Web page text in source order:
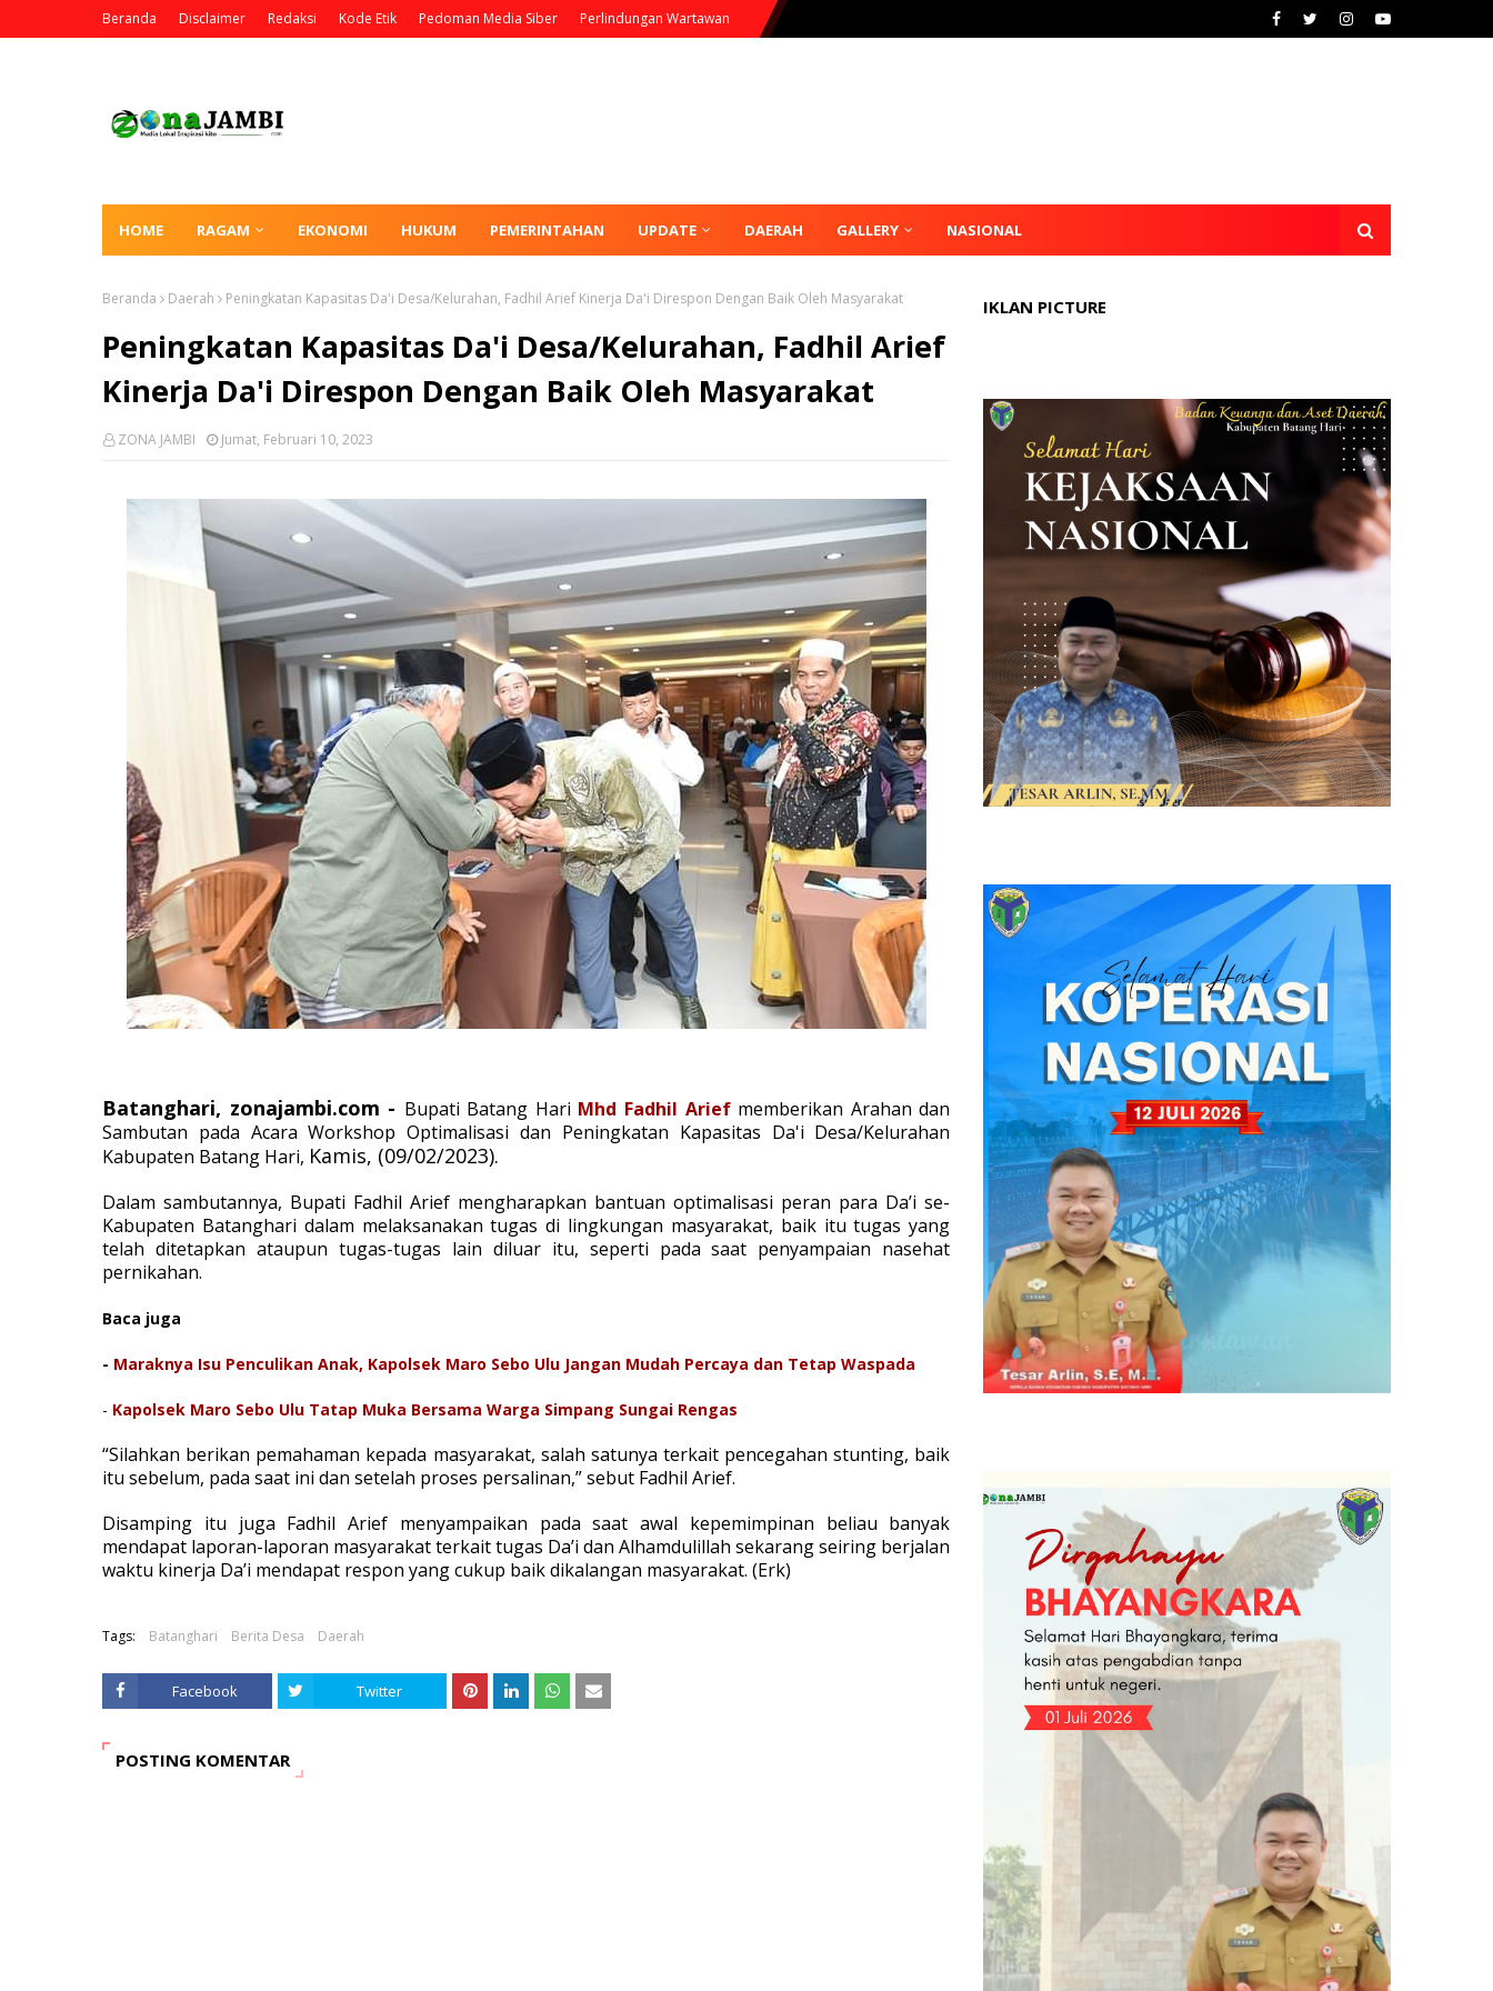
Beranda Disclaimer Redaksi Kode Etik Pedoman Media Siber Perlindungan Wartawan
HOME RAGAM EKONOMI HUKUM PEMERINTAHAN UPDATE DAERAH GALLERY NASIONAL
Beranda Daerah Peningkatan Kapasitas Da'i Desa/Kelurahan, Fadhil Arief Kinerja Da'i Direspon Dengan Baik Oleh Masyarakat
Peningkatan Kapasitas Da'i Desa/Kelurahan, Fadhil Arief
Kinerja Da'i Direspon Dengan Baik Oleh Masyarakat
ZONA JAMBI Jumat, Februari 10, 2023
Batanghari, zonajambi.com - Bupati Batang Hari Mhd Fadhil Arief memberikan Arahan dan
Sambutan pada Acara Workshop Optimalisasi dan Peningkatan Kapasitas Da'i Desa/Kelurahan
Kabupaten Batang Hari, Kamis, (09/02/2023).
Dalam sambutannya, Bupati Fadhil Arief mengharapkan bantuan optimalisasi peran para Da’i se-
Kabupaten Batanghari dalam melaksanakan tugas di lingkungan masyarakat, baik itu tugas yang
telah ditetapkan ataupun tugas-tugas lain diluar itu, seperti pada saat penyampaian nasehat
pernikahan.
Baca juga
- Maraknya Isu Penculikan Anak, Kapolsek Maro Sebo Ulu Jangan Mudah Percaya dan Tetap Waspada
- Kapolsek Maro Sebo Ulu Tatap Muka Bersama Warga Simpang Sungai Rengas
“Silahkan berikan pemahaman kepada masyarakat, salah satunya terkait pencegahan stunting, baik
itu sebelum, pada saat ini dan setelah proses persalinan,” sebut Fadhil Arief.
Disamping itu juga Fadhil Arief menyampaikan pada saat awal kepemimpinan beliau banyak
mendapat laporan-laporan masyarakat terkait tugas Da’i dan Alhamdulillah sekarang seiring berjalan
waktu kinerja Da’i mendapat respon yang cukup baik dikalangan masyarakat. (Erk)
Tags: Batanghari Berita Desa Daerah
Facebook Twitter
POSTING KOMENTAR
IKLAN PICTURE